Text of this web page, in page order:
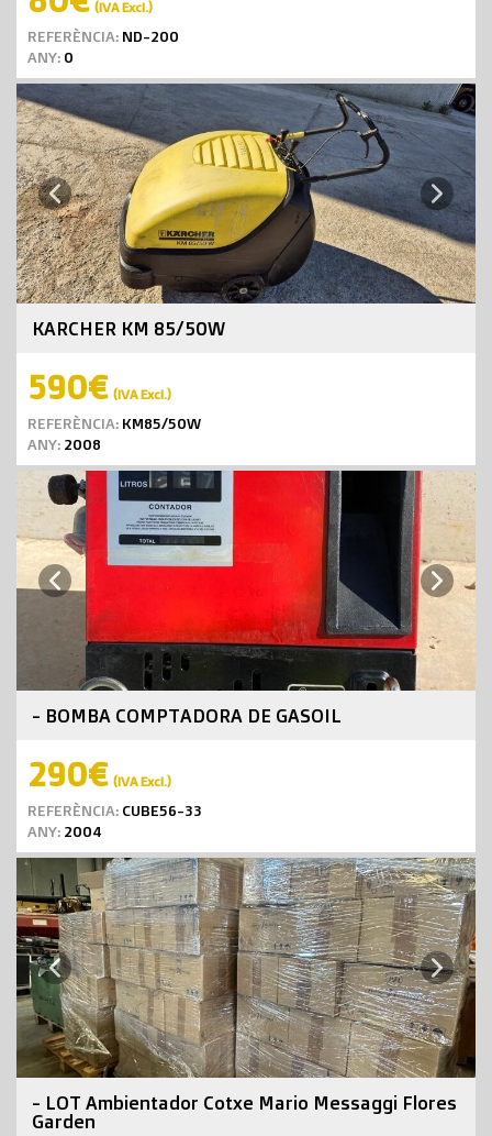
(IVA Excl.)
REFERÈNCIA: ND-200
ANY: 0
Previous Next
KARCHER KM 85/50W
590€ (IVA Excl.)
REFERÈNCIA: KM85/50W
ANY: 2008
Previous Next
- BOMBA COMPTADORA DE GASOIL
290€ (IVA Excl.)
REFERÈNCIA: CUBE56-33
ANY: 2004
Previous Next
- LOT Ambientador Cotxe Mario Messaggi Flores
Garden